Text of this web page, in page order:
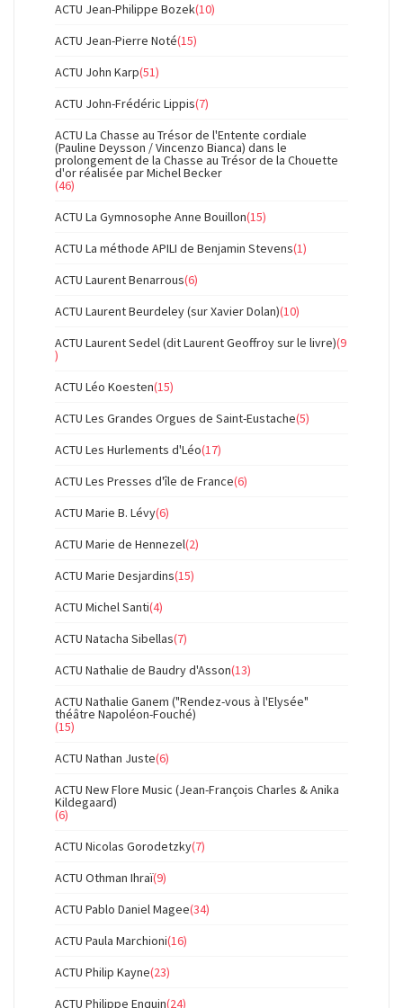
ACTU Jean-Philippe Bozek(10)
ACTU Jean-Pierre Noté(15)
ACTU John Karp(51)
ACTU John-Frédéric Lippis(7)
ACTU La Chasse au Trésor de l'Entente cordiale
(Pauline Deysson / Vincenzo Bianca) dans le
prolongement de la Chasse au Trésor de la Chouette
d'or réalisée par Michel Becker
(46)
ACTU La Gymnosophe Anne Bouillon(15)
ACTU La méthode APILI de Benjamin Stevens(1)
ACTU Laurent Benarrous(6)
ACTU Laurent Beurdeley (sur Xavier Dolan)(10)
ACTU Laurent Sedel (dit Laurent Geoffroy sur le livre)(9
)
ACTU Léo Koesten(15)
ACTU Les Grandes Orgues de Saint-Eustache(5)
ACTU Les Hurlements d'Léo(17)
ACTU Les Presses d'île de France(6)
ACTU Marie B. Lévy(6)
ACTU Marie de Hennezel(2)
ACTU Marie Desjardins(15)
ACTU Michel Santi(4)
ACTU Natacha Sibellas(7)
ACTU Nathalie de Baudry d'Asson(13)
ACTU Nathalie Ganem ("Rendez-vous à l'Elysée"
théâtre Napoléon-Fouché)
(15)
ACTU Nathan Juste(6)
ACTU New Flore Music (Jean-François Charles & Anika
Kildegaard)
(6)
ACTU Nicolas Gorodetzky(7)
ACTU Othman Ihraï(9)
ACTU Pablo Daniel Magee(34)
ACTU Paula Marchioni(16)
ACTU Philip Kayne(23)
ACTU Philippe Enquin(24)